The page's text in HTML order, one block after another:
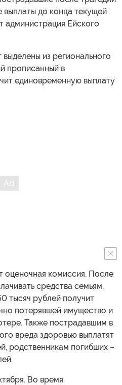
выплаты до конца текущей
администрация Ейского
из регионального
прописанный в
единовременную выплату
оценочная комиссия. После
средства семьям,
тысяч рублей получит
потерявшей имущество и
Также пострадавшим в
вреда здоровью выплатят
родственникам погибших –
Во время